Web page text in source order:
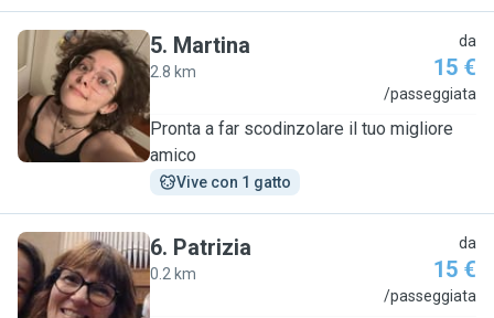
M
5. Martina
2.8 km
da
15 €
/passeggiata
Pronta a far scodinzolare il tuo migliore
amico
Vive con 1 gatto
P
6. Patrizia
0.2 km
da
15 €
/passeggiata